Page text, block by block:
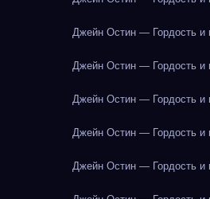
Джейн Остин — Гордость и
Джейн Остин — Гордость и
Джейн Остин — Гордость и
Джейн Остин — Гордость и
Джейн Остин — Гордость и